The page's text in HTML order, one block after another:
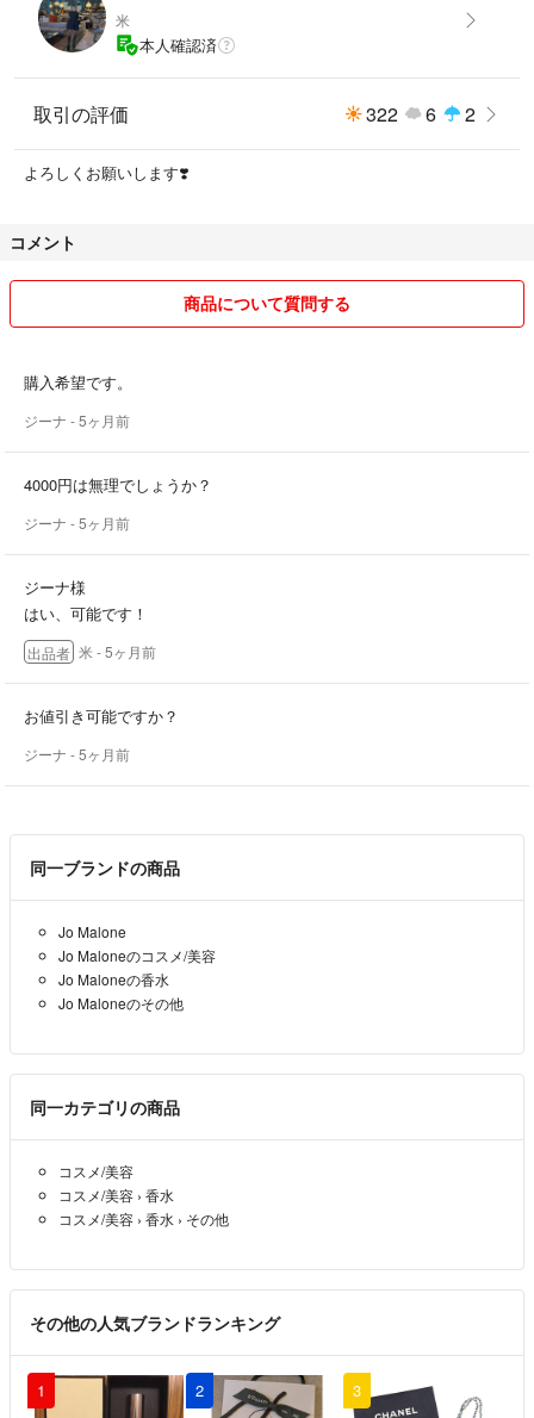
米
本人確認済
取引の評価 322 6 2
よろしくお願いします❣️
コメント
商品について質問する
購入希望です。
ジーナ - 5ヶ月前
4000円は無理でしょうか？
ジーナ - 5ヶ月前
ジーナ様
はい、可能です！
出品者 米 - 5ヶ月前
お値引き可能ですか？
ジーナ - 5ヶ月前
同一ブランドの商品
Jo Malone
Jo Maloneのコスメ/美容
Jo Maloneの香水
Jo Maloneのその他
同一カテゴリの商品
コスメ/美容
コスメ/美容 › 香水
コスメ/美容 › 香水 › その他
その他の人気ブランドランキング
1 2 3